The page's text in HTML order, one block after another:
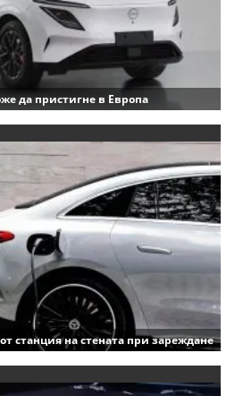
да пристигне в Европа
станция на стената при зареждане